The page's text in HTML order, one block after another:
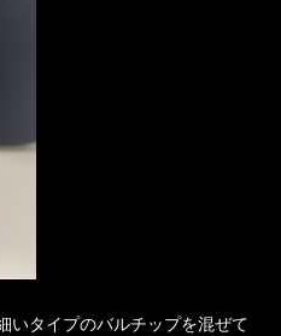
いタイプのバルチップを混ぜて